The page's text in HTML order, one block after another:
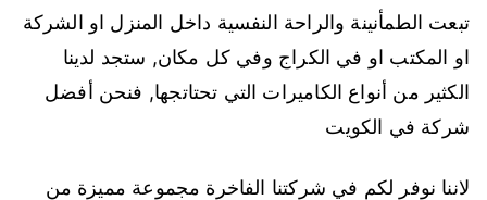
تبعت الطمأنينة والراحة النفسية داخل المنزل او الشركة
او المكتب او في الكراج وفي كل مكان, ستجد لدينا
الكثير من أنواع الكاميرات التي تحتاتجها, فنحن أفضل
شركة في الكويت
لاننا نوفر لكم في شركتنا الفاخرة مجموعة مميزة من